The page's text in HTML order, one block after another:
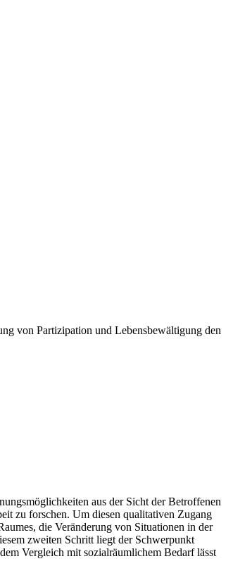
von Partizipation und Lebensbewältigung den
aus der Sicht der Betroffenen
zu forschen. Um diesen qualitativen Zugang
die Veränderung von Situationen in der
zweiten Schritt liegt der Schwerpunkt
Vergleich mit sozialräumlichem Bedarf lässt